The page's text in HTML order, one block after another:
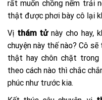
rất muốn chồng nếm trải
thật được phơi bày cô lại
Vị thám tửnày cho hay,
chuyện này thế nào? Cô
thật hay chôn chặt trong
theo cách nào thì chắc
phúc như trước kia.